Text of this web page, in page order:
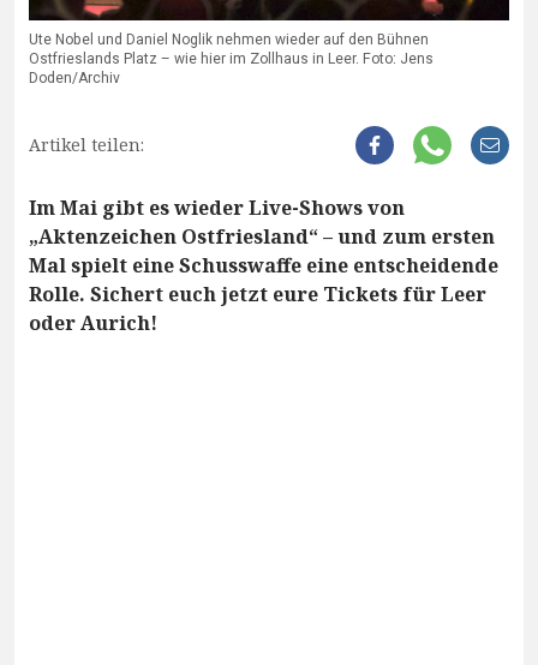
Ute Nobel und Daniel Noglik nehmen wieder auf den Bühnen
Ostfrieslands Platz – wie hier im Zollhaus in Leer. Foto: Jens
Doden/Archiv
Artikel teilen:
Im Mai gibt es wieder Live-Shows von
„Aktenzeichen Ostfriesland“ – und zum ersten
Mal spielt eine Schusswaffe eine entscheidende
Rolle. Sichert euch jetzt eure Tickets für Leer
oder Aurich!